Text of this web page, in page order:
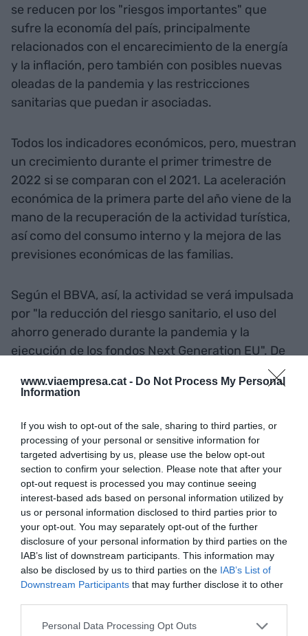
www.viaempresa.cat - Do Not Process My Personal
Information
If you wish to opt-out of the sale, sharing to third parties, or
processing of your personal or sensitive information for
targeted advertising by us, please use the below opt-out
section to confirm your selection. Please note that after your
opt-out request is processed you may continue seeing
interest-based ads based on personal information utilized by
us or personal information disclosed to third parties prior to
your opt-out. You may separately opt-out of the further
disclosure of your personal information by third parties on the
IAB’s list of downstream participants. This information may
also be disclosed by us to third parties on the IAB’s List of
Downstream Participants that may further disclose it to other
Personal Data Processing Opt Outs
se reducen por los "riesgos importantes" que
sufre la economía del país, principalmente
relacionados con el encarecimiento de la energía
y la inflación, pero también con posibles nuevas
oleadas de la pandemia y las restricciones
sanitarias que puedan ir asociadas.
Todos los indicadores económicos, pero, muestran
un crecimiento durante el primer trimestre de
2022 si se comparan con el 2021. La aceleración
económica de la primera parte del año viene de la
mano de la recuperación de la actividad turística,
así como del consumo interno y la mejora de las
previsiones económicas de las familias.
Según el BBVA, así, la actividad se verá impulsada
por "la reducción del riesgo sanitario, el uso del
ahorro generado durante la pandemia y la
ejecución de los fondos Next Generation EU". De
esperado para el 2022 recule y se quede una
el 2023 el banco proyecta una recuperación
económica de un 3,5 %, por encima del conjunto
de España.
Añadir VIA Empresacomo fuente preferida
de Google de forma gratuita
Mantente informado con las últimas noticias de
actualidad
ACTIVAR AHORA